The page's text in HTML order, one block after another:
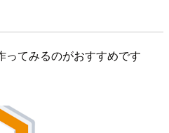
ってみるのがおすすめです